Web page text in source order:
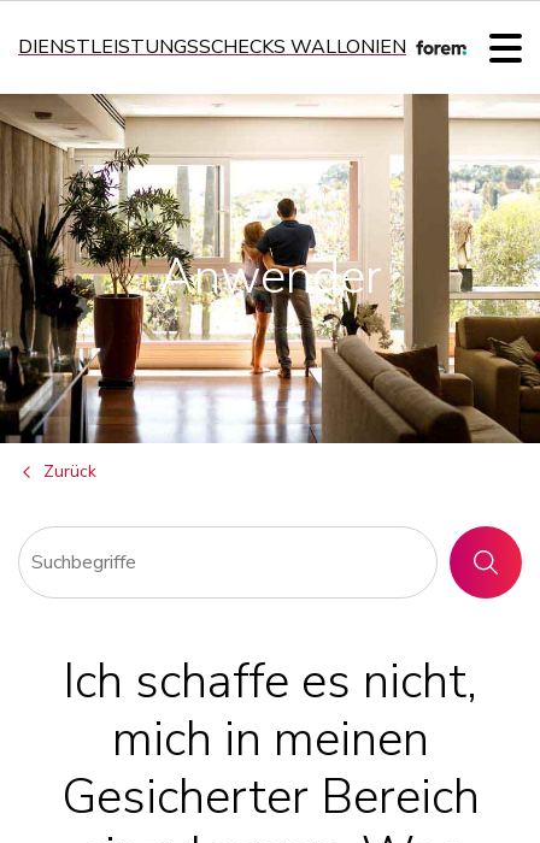
DIENSTLEISTUNGSSCHECKS WALLONIEN
Anwender
Zurück
SUCHEN
Ich schaffe es nicht,
mich in meinen
Gesicherter Bereich